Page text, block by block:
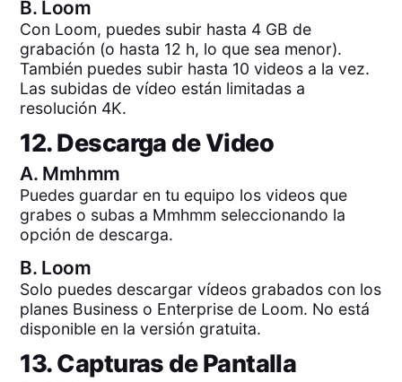
B. Loom
Con Loom, puedes subir hasta 4 GB de
grabación (o hasta 12 h, lo que sea menor).
También puedes subir hasta 10 videos a la vez.
Las subidas de vídeo están limitadas a
resolución 4K.
12. Descarga de Video
A. Mmhmm
Puedes guardar en tu equipo los videos que
grabes o subas a Mmhmm seleccionando la
opción de descarga.
B. Loom
Solo puedes descargar vídeos grabados con los
planes Business o Enterprise de Loom. No está
disponible en la versión gratuita.
13. Capturas de Pantalla